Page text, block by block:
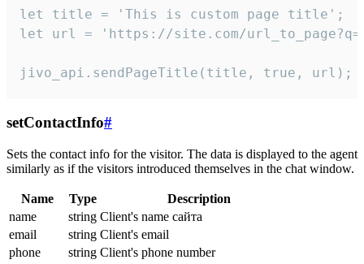
let title = 'This is custom page title';
let url = 'https://site.com/
jivo_api.sendPageTitle(title, true, url);
setContactInfo#
Sets the contact info for the visitor. The data is displayed to the agent
similarly as if the visitors introduced themselves in the chat window.
Name Type
Description
name
string Client's name сайта
email
string Client's email
phone
string Client's phone number